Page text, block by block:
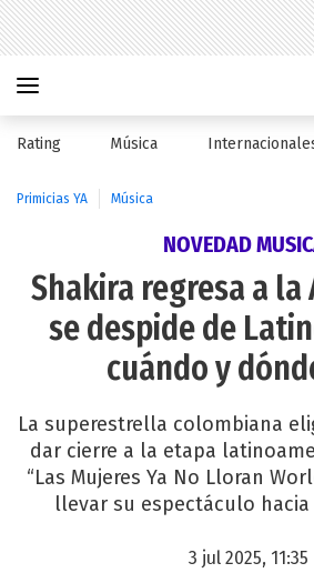
Rating Música
Primicias YA Música
NOVEDAD
Shakira regresa a
se despide de
cuándo y
La superestrella colombiana
dar cierre a la etapa
“Las Mujeres Ya No Lloran
llevar su espectáculo hacia
3 jul 2025, 11:35